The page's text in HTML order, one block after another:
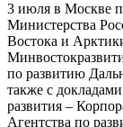
3 июля в Москве
Министерства
Востока и
по развитию
также с
развития –
Агентства по